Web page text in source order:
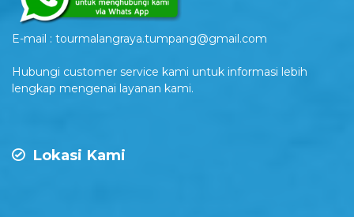
E-mail : tourmalangraya.tumpang@gmail.com
Hubungi customer service kami untuk informasi lebih
lengkap mengenai layanan kami.
Lokasi Kami